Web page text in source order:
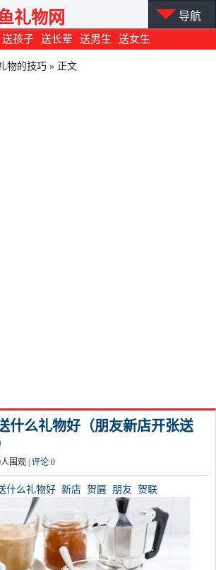
送孩子 送长辈 送男生 送女生
礼物网 导航
物的技巧 » 正文
什么礼物好（朋友新店开张送
人围观 | 评论:0
什么礼物好 新店 贺匾 朋友 贺联